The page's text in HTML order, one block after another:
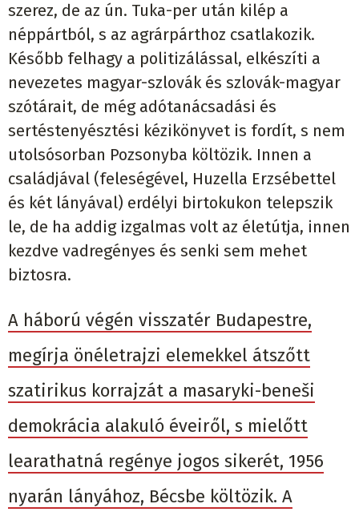
szerez, de az ún. Tuka-per után kilép a
néppártból, s az agrárpárthoz csatlakozik.
Később felhagy a politizálással, elkészíti a
nevezetes magyar-szlovák és szlovák-magyar
szótárait, de még adótanácsadási és
sertéstenyésztési kézikönyvet is fordít, s nem
utolsósorban Pozsonyba költözik. Innen a
családjával (feleségével, Huzella Erzsébettel
és két lányával) erdélyi birtokukon telepszik
le, de ha addig izgalmas volt az életútja, innen
kezdve vadregényes és senki sem mehet
biztosra.
A háború végén visszatér Budapestre,
megírja önéletrajzi elemekkel átszőtt
szatirikus korrajzát a masaryki-beneši
demokrácia alakuló éveiről, s mielőtt
learathatná regénye jogos sikerét, 1956
nyarán lányához, Bécsbe költözik. A